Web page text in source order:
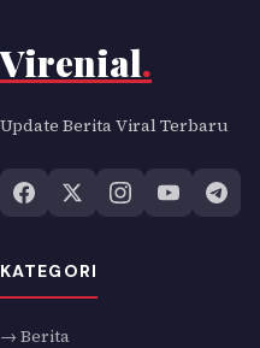
Virenial.
Update Berita Viral Terbaru
KATEGORI
→ Berita